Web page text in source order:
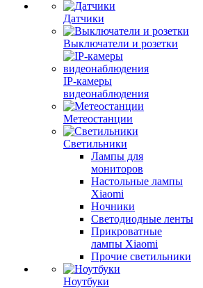
Датчики
Выключатели и розетки
IP-камеры
видеонаблюдения
Метеостанции
Светильники
Лампы для
мониторов
Настольные лампы
Xiaomi
Ночники
Светодиодные ленты
Прикроватные
лампы Xiaomi
Прочие светильники
Ноутбуки